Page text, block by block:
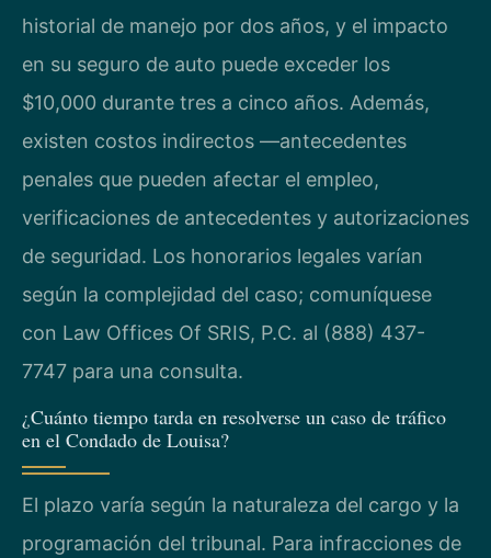
historial de manejo por dos años, y el impacto
en su seguro de auto puede exceder los
$10,000 durante tres a cinco años. Además,
existen costos indirectos —antecedentes
penales que pueden afectar el empleo,
verificaciones de antecedentes y autorizaciones
de seguridad. Los honorarios legales varían
según la complejidad del caso; comuníquese
con Law Offices Of SRIS, P.C. al (888) 437-
7747 para una consulta.
¿Cuánto tiempo tarda en resolverse un caso de tráfico
en el Condado de Louisa?
El plazo varía según la naturaleza del cargo y la
programación del tribunal. Para infracciones de